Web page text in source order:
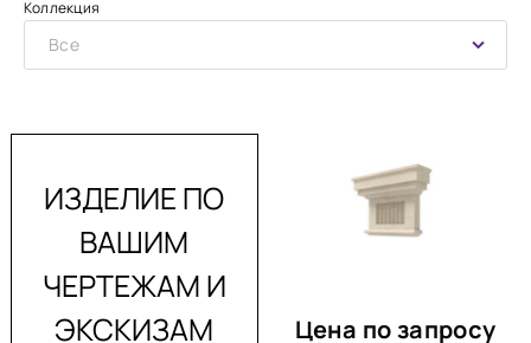
Коллекция
Все
ИЗДЕЛИЕ ПО
ВАШИМ
ЧЕРТЕЖАМ И
ЭКСКИЗАМ
Цена по запросу